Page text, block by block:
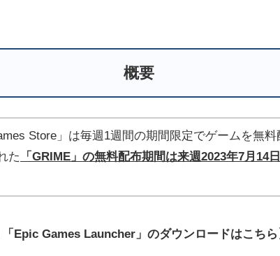
概要
Store」は毎週1週間の期間限定でゲームを無
た
「GRIME」 の無料配布期間は来週2023年7月14
「Epic Games Launcher」のダウンロードはこちら